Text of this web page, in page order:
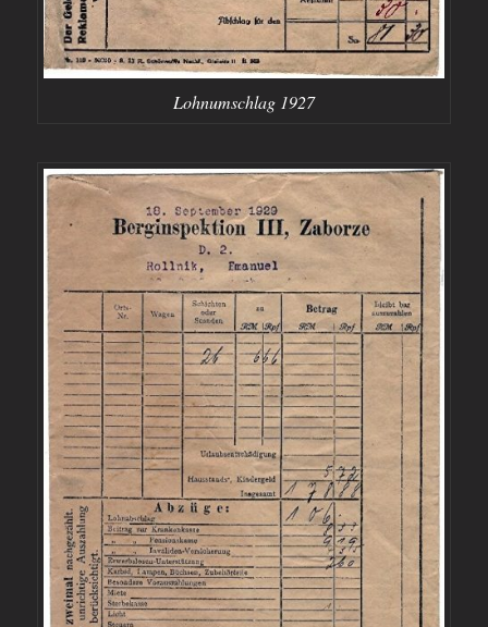
Lohnumschlag 1927